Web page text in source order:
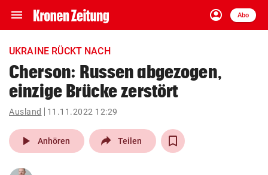
menu Navigation
ein-/ausklappen
account_circle
Anmelden
Abo
close Schließen
account_circle Anmelden
pin_drop
Wien arrow_right
UKRAINE RÜCKT NACH
Cherson: Russen abgezogen,
einzige Brücke zerstört
Ausland 11.11.2022 12:29
play_arrow Anhören Teilen